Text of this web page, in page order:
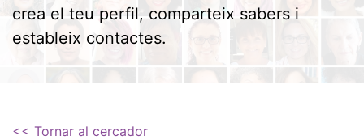
crea el teu perfil, comparteix sabers i
estableix contactes.
<< Tornar al cercador